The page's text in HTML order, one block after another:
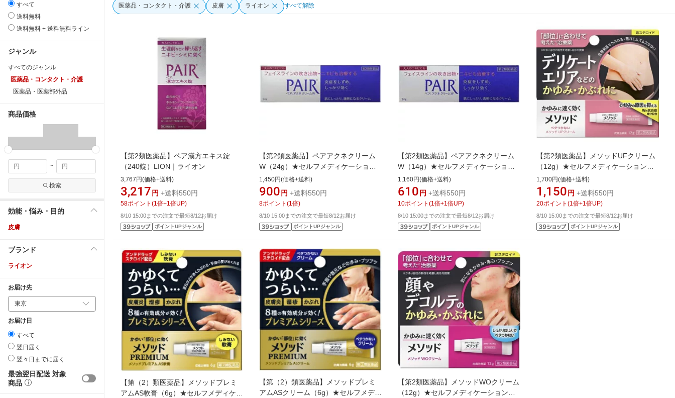
すべて
送料無料
送料無料 + 送料無料ライン
ジャンル
すべてのジャンル
医薬品・コンタクト・介護
医薬品・医薬部外品
商品価格
~
検索
効能・悩み・目的
皮膚
ブランド
ライオン
お届け先
お届け日
すべて
翌日届く
翌々日までに届く
最強翌日配送 対象
商品
医薬品・コンタクト・介護 皮膚 ライオン すべて解除
【第2類医薬品】ペア漢方エキス錠
（240錠）LION｜ライオン
3,767円(価格+送料)
3,217 円 +送料550円
58ポイント (1 倍+1 倍UP)
8/10 15:00までの注文で最短8/12お届け
ポイントUPジャンル
【第2類医薬品】ペアアクネクリーム
W（24g）★セルフメディケーション
税制対象商品LION｜ライオン
1,450円(価格+送料)
900 円 +送料550円
8ポイント (1 倍)
8/10 15:00までの注文で最短8/12お届け
ポイントUPジャンル
【第2類医薬品】ペアアクネクリーム
W（14g）★セルフメディケーション
税制対象商品LION｜ライオン
1,160円(価格+送料)
610 円 +送料550円
10ポイント (1 倍+1 倍UP)
8/10 15:00までの注文で最短8/12お届け
ポイントUPジャンル
【第2類医薬品】メソッドUFクリーム
（12g）★セルフメディケーション税
制対象商品LION｜ライオン
1,700円(価格+送料)
1,150 円 +送料550円
20ポイント (1 倍+1 倍UP)
8/10 15:00までの注文で最短8/12お届け
ポイントUPジャンル
【第（2）類医薬品】メソッドプレミ
アムAS軟膏（6g）★セルフメディケー
【第（2）類医薬品】メソッドプレミ
アムASクリーム（6g）★セルフメディ
【第2類医薬品】メソッドWOクリーム
（12g）★セルフメディケーション税